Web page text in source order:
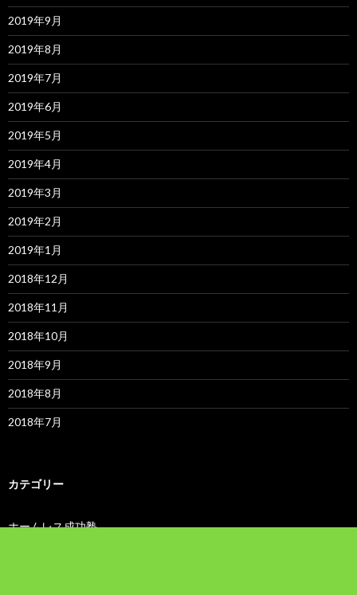
2019年9月
2019年8月
2019年7月
2019年6月
2019年5月
2019年4月
2019年3月
2019年2月
2019年1月
2018年12月
2018年11月
2018年10月
2018年9月
2018年8月
2018年7月
カテゴリー
ホームレス成功塾